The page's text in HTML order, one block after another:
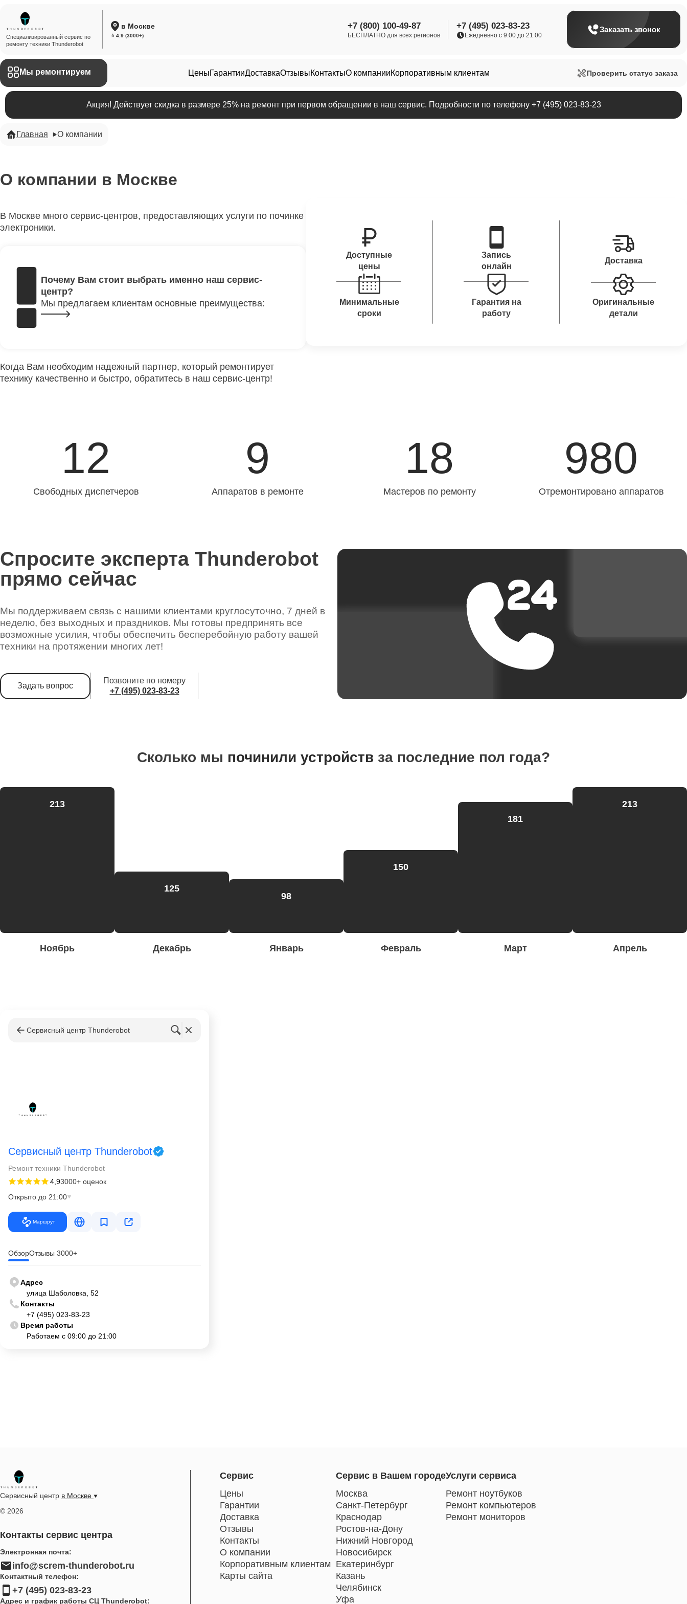
Специализированный сервис по
ремонту техники Thunderobot
в Москве
⭐ 4.9 (3000+)
+7 (800) 100-49-87
БЕСПЛАТНО для всех регионов
+7 (495) 023-83-23
Ежедневно с 9:00 до 21:00
Заказать звонок
Мы ремонтируем ЦеныГарантииДоставкаОтзывыКонтактыО компанииКорпоративным клиентам Проверить статус заказа
Акция! Действует скидка в размере 25% на ремонт при первом обращении в наш сервис. Подробности по телефону +7 (495) 023-83-23
Главная О компании
О компании в Москве
В Москве много сервис-центров, предоставляющих услуги по починке
электроники.
Почему Вам стоит выбрать именно наш сервис-
центр?
Мы предлагаем клиентам основные преимущества:
Когда Вам необходим надежный партнер, который ремонтирует
технику качественно и быстро, обратитесь в наш сервис-центр!
Доступные
цены
Запись
онлайн
Доставка
Минимальные
сроки
Гарантия на
работу
Оригинальные
детали
12
Свободных диспетчеров
9
Аппаратов в ремонте
18
Мастеров по ремонту
980
Отремонтировано аппаратов
Спросите эксперта Thunderobot
прямо сейчас
Мы поддерживаем связь с нашими клиентами круглосуточно, 7 дней в
неделю, без выходных и праздников. Мы готовы предпринять все
возможные усилия, чтобы обеспечить бесперебойную работу вашей
техники на протяжении многих лет!
Задать вопрос
Позвоните по номеру
+7 (495) 023-83-23
Сколько мы починили устройств за последние пол года?
213
Ноябрь
125
Декабрь
98
Январь
150
Февраль
181
Март
213
Апрель
Сервисный центр Thunderobot
Сервисный центр Thunderobot
Ремонт техники Thunderobot
4,93000+ оценок
Открыто до 21:00
Маршрут
ОбзорОтзывы 3000+
Адрес
улица Шаболовка, 52
Контакты
+7 (495) 023-83-23
Время работы
Работаем с 09:00 до 21:00
Сервисный центр в Москве
© 2026
Контакты сервис центра
Электронная почта:
info@screm-thunderobot.ru
Контактный телефон:
+7 (495) 023-83-23
Адрес и график работы СЦ Thunderobot:
Сервис
Цены
Гарантии
Доставка
Отзывы
Контакты
О компании
Корпоративным клиентам
Карты сайта
Сервис в Вашем городе
Москва
Санкт-Петербург
Краснодар
Ростов-на-Дону
Нижний Новгород
Новосибирск
Екатеринбург
Казань
Челябинск
Уфа
Услуги сервиса
Ремонт ноутбуков
Ремонт компьютеров
Ремонт мониторов